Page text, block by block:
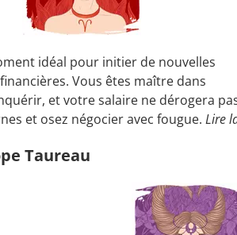
idéal pour initier de nouvelles
Vous êtes maître dans
et votre salaire ne dérogera
et osez négocier avec fougue. Lire
Taureau